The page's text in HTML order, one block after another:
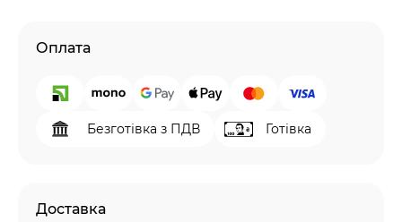
Оплата
Безготівка з ПДВ Готівка
Доставка